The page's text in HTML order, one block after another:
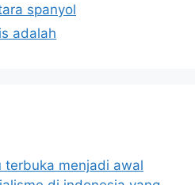
spanyol
adalah
terbuka menjadi awal